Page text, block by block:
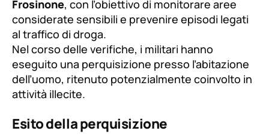
Frosinone, con l’obiettivo di monitorare aree
considerate sensibili e prevenire episodi legati
al traffico di droga.
Nel corso delle verifiche, i militari hanno
eseguito una perquisizione presso l’abitazione
dell’uomo, ritenuto potenzialmente coinvolto in
attività illecite.
Esito della perquisizione